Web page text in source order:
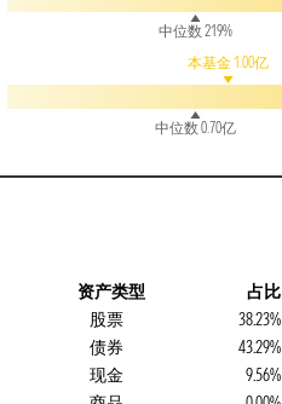
中位数 219%
本基金 1.00亿
中位数 0.70亿
资产类型 占比
股票
38.23%
债券
43.29%
现金
9.56%